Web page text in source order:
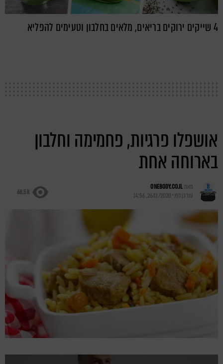
4 שייקים ירוקים בריאים, מלאים בחלבון וטעימים להפליא
אושפלו פרגיות, פחמימה וחלבון
בארוחה אחת
מאתONEBODY.CO.IL
עודכן לפני 26/11/2020, 14:56
68.5k